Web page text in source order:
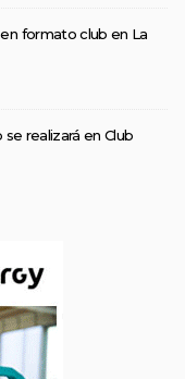
formato club en La
realizará en Club